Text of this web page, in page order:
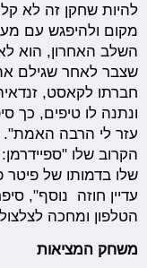
להיות שחקן זה לא
מקום ולהיפגש עם
השלב האחרון, הוא
שצבר לאחר שגילם את
חברתו לקאסט,
ונתנה לו טיפים, כך
עזר לי הרבה
הקרוב שלו
שלו בדמותו של פיטר
עדיין חוזה נוסף",
הטלפון ומחכה
משחק המציאות